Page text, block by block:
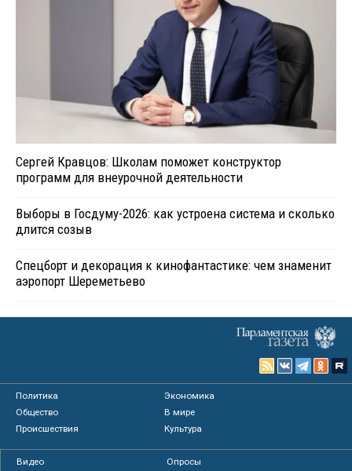
Сергей Кравцов: Школам поможет конструктор
программ для внеурочной деятельности
Выборы в Госдуму-2026: как устроена система и сколько
длится созыв
Спецборт и декорация к кинофантастике: чем знаменит
аэропорт Шереметьево
Политика
Экономика
Общество
В мире
Происшествия
Культура
Видео
Опросы